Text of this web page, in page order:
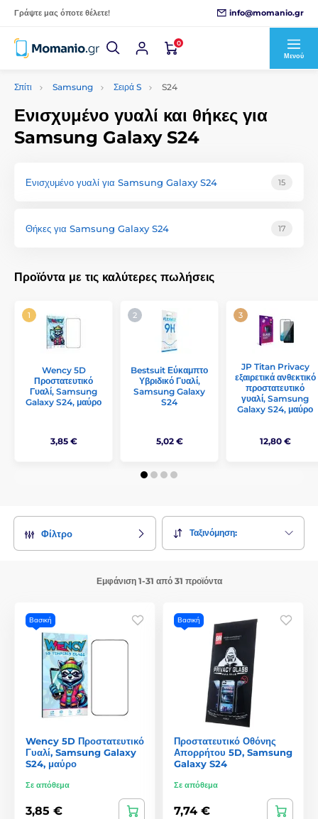
Γράψτε μας όποτε θέλετε! info@momanio.gr
0
Μενού
Σπίτι Samsung Σειρά S S24
Ενισχυμένο γυαλί και θήκες για
Samsung Galaxy S24
Ενισχυμένο γυαλί για Samsung Galaxy S24 15
Θήκες για Samsung Galaxy S24 17
Προϊόντα με τις καλύτερες πωλήσεις
Wency 5D
Προστατευτικό
Γυαλί, Samsung
Galaxy S24, μαύρο
3,85 €
Bestsuit Εύκαμπτο
Υβριδικό Γυαλί,
Samsung Galaxy
S24
5,02 €
JP Titan Privacy
εξαιρετικά ανθεκτικό
προστατευτικό
γυαλί, Samsung
Galaxy S24, μαύρο
12,80 €
Φίλτρο Ταξινόμηση:
Εμφάνιση 1-31 από 31 προϊόντα
Βασική
Wency 5D Προστατευτικό
Γυαλί, Samsung Galaxy
S24, μαύρο
Σε απόθεμα
3,85 €
Βασική
Προστατευτικό Οθόνης
Απορρήτου 5D, Samsung
Galaxy S24
Σε απόθεμα
7,74 €